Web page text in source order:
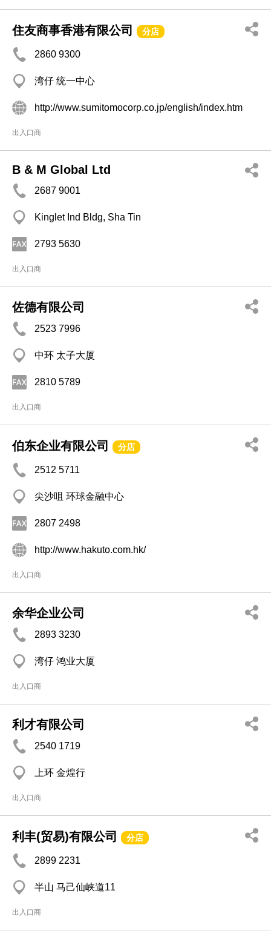
住友商事香港有限公司 分店
2860 9300
湾仔 统一中心
http://www.sumitomocorp.co.jp/english/index.htm
出入口商
B & M Global Ltd
2687 9001
Kinglet Ind Bldg, Sha Tin
2793 5630
出入口商
佐德有限公司
2523 7996
中环 太子大厦
2810 5789
出入口商
伯东企业有限公司 分店
2512 5711
尖沙咀 环球金融中心
2807 2498
http://www.hakuto.com.hk/
出入口商
余华企业公司
2893 3230
湾仔 鸿业大厦
出入口商
利才有限公司
2540 1719
上环 金煌行
出入口商
利丰(贸易)有限公司 分店
2899 2231
半山 马己仙峡道11
出入口商